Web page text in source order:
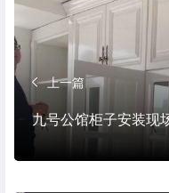
上一篇
九号公馆柜子安装现